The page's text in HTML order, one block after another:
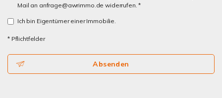
Mail an anfrage@awrimmo.de widerrufen. *
Ich bin Eigentümer einer Immobilie.
* Pflichtfelder
Absenden